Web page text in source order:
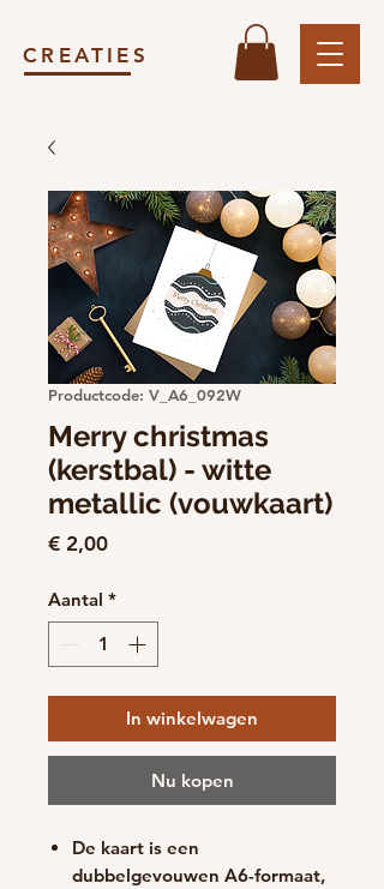
CREATIES
Productcode: V_A6_092W
Merry christmas
(kerstbal) - witte
metallic (vouwkaart)
€ 2,00Prijs
Aantal *
In winkelwagen
Nu kopen
De kaart is een
dubbelgevouwen A6-formaat,